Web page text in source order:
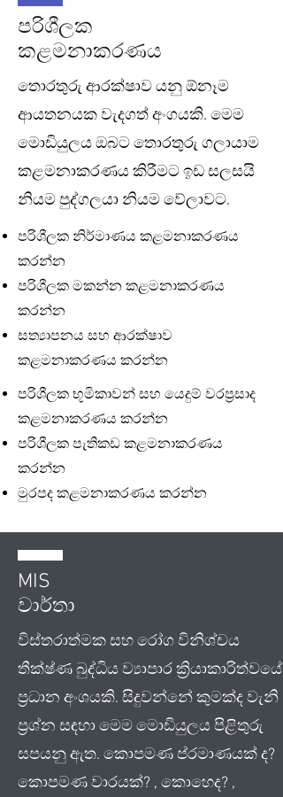
පරිශීලක
කළමනාකරණය
තොරතුරු ආරක්ෂාව යනු ඕනෑම
ආයතනයක වැදගත් අංගයකි. මෙම
මොඩියුලය ඔබට තොරතුරු ගලායාම
කළමනාකරණය කිරීමට ඉඩ සලසයි
නියම පුද්ගලයා නියම වේලාවට.
පරිශීලක නිර්මාණය කළමනාකරණය
කරන්න
පරිශීලක මකන්න කළමනාකරණය
කරන්න
සත්‍යාපනය සහ ආරක්ෂාව
කළමනාකරණය කරන්න
පරිශීලක භූමිකාවන් සහ යෙදුම් වරප්‍රසාද
කළමනාකරණය කරන්න
පරිශීලක පැතිකඩ කළමනාකරණය
කරන්න
මුරපද කළමනාකරණය කරන්න
MIS
වාර්තා
විස්තරාත්මක සහ රෝග විනිශ්චය
තීක්ෂ්ණ බුද්ධිය ව්‍යාපාර ක්‍රියාකාරිත්වයේ
ප්‍රධාන අංශයකි. සිදුවන්නේ කුමක්ද වැනි
ප්‍රශ්න සඳහා මෙම මොඩියුලය පිළිතුරු
සපයනු ඇත. කොපමණ ප්රමාණයක් ද?
කොපමණ වාරයක්? , කොහෙද? ,